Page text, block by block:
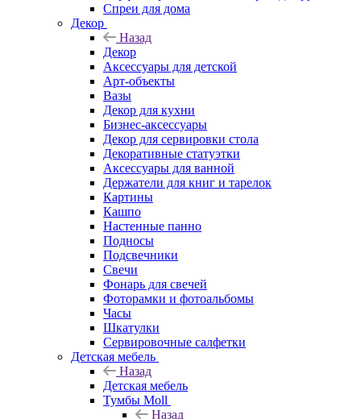
Спреи для дома
Декор
Назад
Декор
Аксессуары для детской
Арт-объекты
Вазы
Декор для кухни
Бизнес-аксессуары
Декор для сервировки стола
Декоративные статуэтки
Аксессуары для ванной
Держатели для книг и тарелок
Картины
Кашпо
Настенные панно
Подносы
Подсвечники
Свечи
Фонарь для свечей
Фоторамки и фотоальбомы
Часы
Шкатулки
Сервировочные салфетки
Детская мебель
Назад
Детская мебель
Тумбы Moll
Назад